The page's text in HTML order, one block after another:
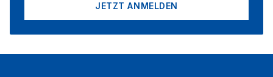
JETZT ANMELDEN